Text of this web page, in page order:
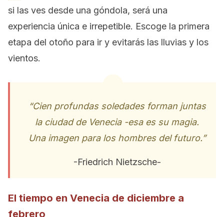
si las ves desde una góndola, será una
experiencia única e irrepetible. Escoge la primera
etapa del otoño para ir y evitarás las lluvias y los
vientos.
“Cien profundas soledades forman juntas
la ciudad de Venecia -esa es su magia.
Una imagen para los hombres del futuro.”
-Friedrich Nietzsche-
El tiempo en Venecia de diciembre a
febrero